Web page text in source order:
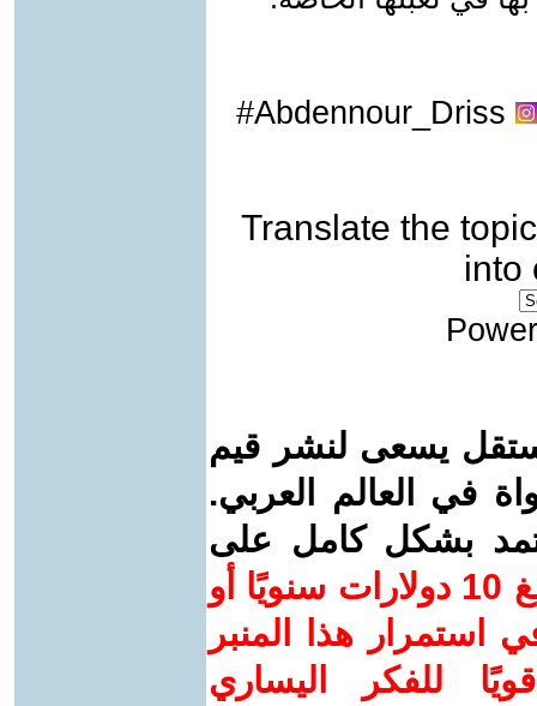
Abdennour_Driss#
Translate the topic
into
يسعى لنشر قيم
في العالم العربي.
بشكل كامل على
ساهم/ي معنا! بدعمكم بمبلغ 10 دولارات سنويًا أو
استمرار هذا المنبر
للفكر اليساري